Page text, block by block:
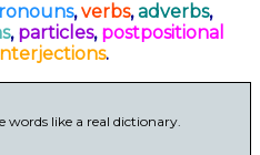
,verbs,adverbs,
, particles, postpositional
.
words like a real dictionary.